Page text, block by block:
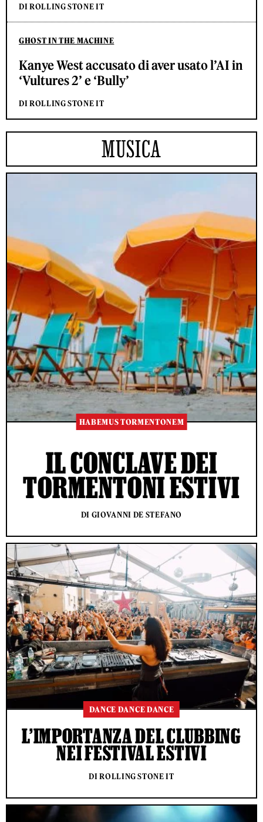
DI ROLLING STONE IT
GHOST IN THE MACHINE
Kanye West accusato di aver usato l’AI in
‘Vultures 2’ e ‘Bully’
DI ROLLING STONE IT
MUSICA
HABEMUS TORMENTONEM
IL CONCLAVE DEI
TORMENTONI ESTIVI
DI GIOVANNI DE STEFANO
DANCE DANCE DANCE
L’IMPORTANZA DEL CLUBBING
NEI FESTIVAL ESTIVI
DI ROLLING STONE IT